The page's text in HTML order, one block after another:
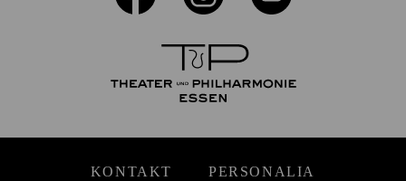
KONTAKT PERSONALIA